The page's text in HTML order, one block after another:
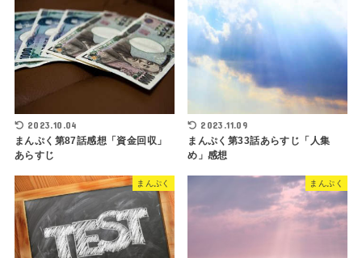
2023.10.04
まんぷく第87話感想「資金回収」
あらすじ
2023.11.09
まんぷく第33話あらすじ「人集
め」感想
まんぷく まんぷく